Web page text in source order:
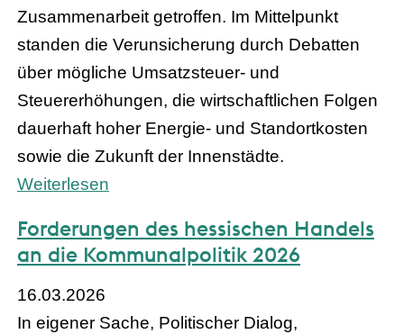
Zusammenarbeit getroffen. Im Mittelpunkt
standen die Verunsicherung durch Debatten
über mögliche Umsatzsteuer- und
Steuererhöhungen, die wirtschaftlichen Folgen
dauerhaft hoher Energie- und Standortkosten
sowie die Zukunft der Innenstädte.
Weiterlesen
Forderungen des hessischen Handels
an die Kommunalpolitik 2026
16.03.2026
In eigener Sache, Politischer Dialog,